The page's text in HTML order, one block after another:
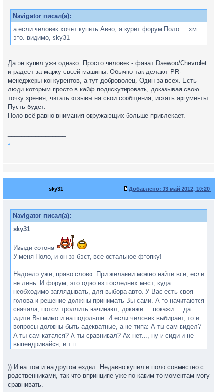
Navigator писал(а):
а если человек хочет купить Авео, а курит форум Поло.... хм....
это. видимо, sky31
Да он купил уже однако. Просто человек - фанат Daewoo/Chevrolet
и радеет за марку своей машины. Обычно так делают PR-
менеджеры конкурентов, а тут доброволец. Один за всех. Есть
люди которым просто в кайф подискутировать, доказывая свою
точку зрения, читать отзывы на свои сообщения, искать аргументы.
Пусть будет.
Поло всё равно внимания окружающих больше привлекает.
.
sky31 Добавлено: 03 май 2012, 10:20
Navigator писал(а):
sky31
Изыди сотона
У меня Поло, и он зэ бэст, все остальное фтопку!
Надоело уже, право слово. При желании можно найти все, если
не лень. И форум, это одно из последних мест, куда
необходимо заглядывать, для выбора авто. У Вас есть своя
голова и решение должны принимать Вы сами. А то начитаются
сначала, потом троллить начинают, докажи.... покажи.... да
идите Вы мимо и на подольше. И если человек выбирает, то и
вопросы должны быть адекватные, а не типа: А ты сам видел?
А ты сам катался? А ты сравнивал? Ах нет..., ну и сиди и не
выпендривайся, и т.п.
положит и за Вас все решит.
Читайте, сравнивайте, и самостоятельно принимайте решение!
Для этого не нужно в течении 10 страниц пытаться доказать
)) И на том и на другом ездил. Недавно купил и поло совместно с
родственниками, так что впринципе уже по каким то моментам могу
сравнивать.